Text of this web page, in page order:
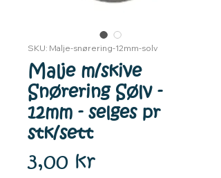
SKU: Malje-snørering-12mm-solv
Malje m/skive
Snørering Sølv -
12mm - selges pr
stk/sett
3,00 krPris